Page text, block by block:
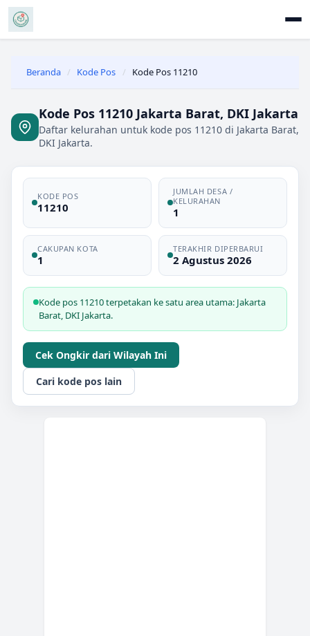
Beranda / Kode Pos / Kode Pos 11210
Kode Pos 11210 Jakarta Barat, DKI Jakarta
Daftar kelurahan untuk kode pos 11210 di Jakarta Barat,
DKI Jakarta.
KODE POS
11210
JUMLAH DESA /
KELURAHAN
1
CAKUPAN KOTA
1
TERAKHIR DIPERBARUI
2 Agustus 2026
Kode pos 11210 terpetakan ke satu area utama: Jakarta
Barat, DKI Jakarta.
Cek Ongkir dari Wilayah Ini
Cari kode pos lain